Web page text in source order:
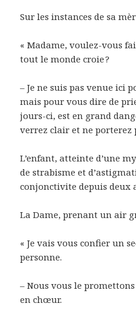
Sur les instances de sa
« Madame, voulez-vous
tout le monde croie ?
– Je ne suis pas venue ici
mais pour vous dire de
jours-ci, est en grand
verrez clair et ne porterez
L’enfant, atteinte d’une
de strabisme et
conjonctivite depuis deux
La Dame, prenant un air
« Je vais vous confier un
personne.
– Nous vous le
en chœur.